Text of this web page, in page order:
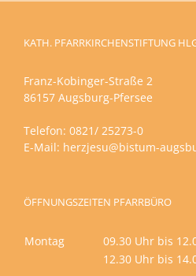
KATH. PFARRKIRCHENSTIFTUNG
Franz-Kobinger-Straße 2
86157 Augsburg-Pfersee
Telefon: 0821/ 25273-0
E-Mail: herzjesu@bistum-
ÖFFNUNGSZEITEN PFARRBÜRO
Montag
09.30 Uhr bis
12.30 Uhr bis